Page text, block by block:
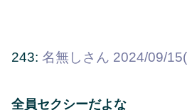
243: 名無しさん 2024/09/
全員セクシーだよな